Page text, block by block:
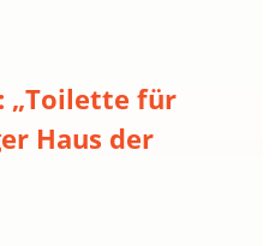
„Toilette für
Haus der